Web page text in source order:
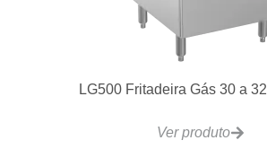
LG500 Fritadeira Gás 30 a
Ver produto